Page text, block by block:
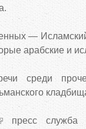
—
арабские и
среди
пресс служба